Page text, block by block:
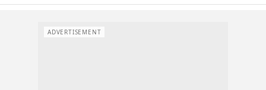
ADVERTISEMENT